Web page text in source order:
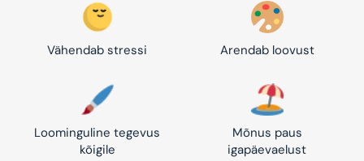
Vähendab stressi Arendab loovust
Loominguline tegevus
kõigile
Mõnus paus
igapäevaelust